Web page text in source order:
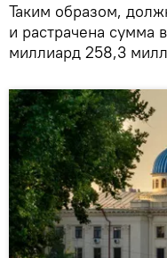
Таким образом,
и растрачена сумма
миллиард 258,3